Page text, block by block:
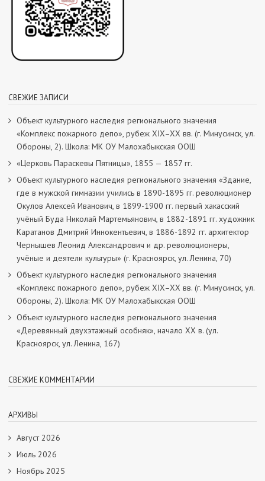
СВЕЖИЕ ЗАПИСИ
Объект культурного наследия регионального значения
«Комплекс пожарного депо», рубеж XIX–XX вв. (г. Минусинск, ул.
Обороны, 2). Школа: МК ОУ Малохабыкская ООШ
«Церковь Параскевы Пятницы», 1855 — 1857 гг.
Объект культурного наследия регионального значения «Здание,
где в мужской гимназии учились в 1890-1895 гг. революционер
Окулов Алексей Иванович, в 1899-1900 гг. первый хакасский
учёный Буда Николай Мартемьянович, в 1882-1891 гг. художник
Каратанов Дмитрий Иннокентьевич, в 1886-1892 гг. архитектор
Чернышев Леонид Александрович и др. революционеры,
учёные и деятели культуры» (г. Красноярск, ул. Ленина, 70)
Объект культурного наследия регионального значения
«Комплекс пожарного депо», рубеж XIX–XX вв. (г. Минусинск, ул.
Обороны, 2). Школа: МК ОУ Малохабыкская ООШ
Объект культурного наследия регионального значения
«Деревянный двухэтажный особняк», начало ХХ в. (ул.
Красноярск, ул. Ленина, 167)
СВЕЖИЕ КОММЕНТАРИИ
АРХИВЫ
Август 2026
Июль 2026
Ноябрь 2025